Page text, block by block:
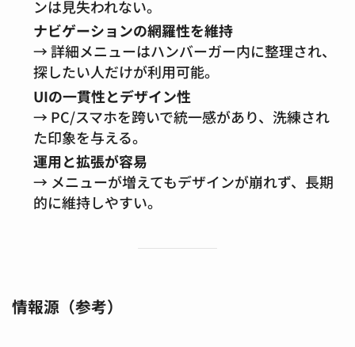
ンは見失われない。
ナビゲーションの網羅性を維持
→ 詳細メニューはハンバーガー内に整理され、
探したい人だけが利用可能。
UIの一貫性とデザイン性
→ PC/スマホを跨いで統一感があり、洗練され
た印象を与える。
運用と拡張が容易
→ メニューが増えてもデザインが崩れず、長期
的に維持しやすい。
情報源（参考）